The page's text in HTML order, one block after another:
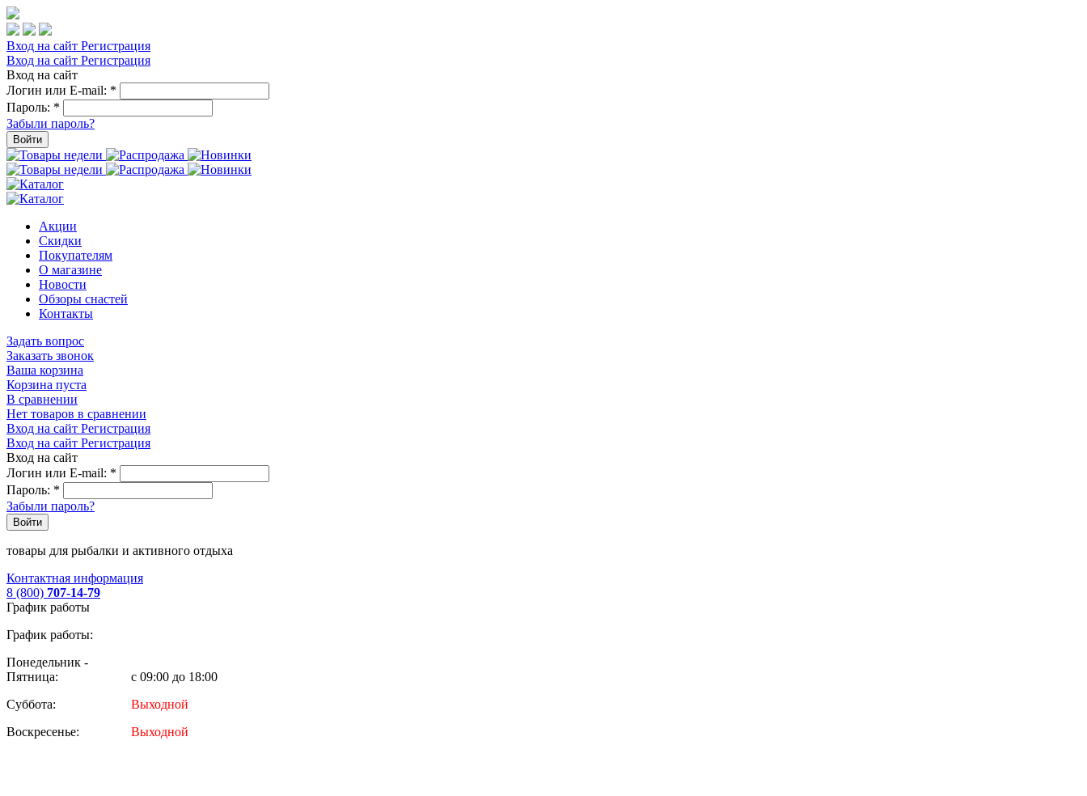
Вход на сайт Регистрация
Вход на сайт Регистрация
Вход на сайт
Логин или E-mail: *
Пароль: *
Забыли пароль?
Войти
Акции
Скидки
Покупателям
О магазине
Новости
Обзоры снастей
Контакты
Задать вопрос
Заказать звонок
Ваша корзина
Корзина пуста
В сравнении
Нет товаров в сравнении
Вход на сайт Регистрация
Вход на сайт Регистрация
Вход на сайт
Логин или E-mail: *
Пароль: *
Забыли пароль?
Войти
товары для рыбалки и активного отдыха
Контактная информация
8 (800) 707-14-79
График работы
График работы:
Понедельник -
Пятница:
с 09:00 до 18:00
Суббота:
Выходной
Воскресенье:
Выходной